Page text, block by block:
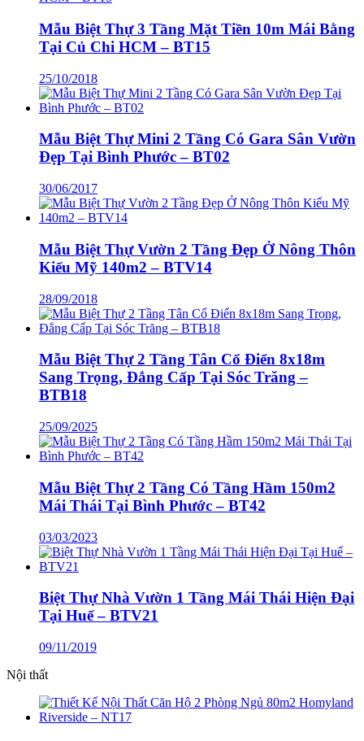
Mẫu Biệt Thự 3 Tầng Mặt Tiền 10m Mái Bằng
Tại Củ Chi HCM – BT15
25/10/2018
Mẫu Biệt Thự Mini 2 Tầng Có Gara Sân Vườn
Đẹp Tại Bình Phước – BT02
30/06/2017
Mẫu Biệt Thự Vườn 2 Tầng Đẹp Ở Nông Thôn
Kiểu Mỹ 140m2 – BTV14
28/09/2018
Mẫu Biệt Thự 2 Tầng Tân Cổ Điển 8x18m
Sang Trọng, Đẳng Cấp Tại Sóc Trăng –
BTB18
25/09/2025
Mẫu Biệt Thự 2 Tầng Có Tầng Hầm 150m2
Mái Thái Tại Bình Phước – BT42
03/03/2023
Biệt Thự Nhà Vườn 1 Tầng Mái Thái Hiện Đại
Tại Huế – BTV21
09/11/2019
Nội thất